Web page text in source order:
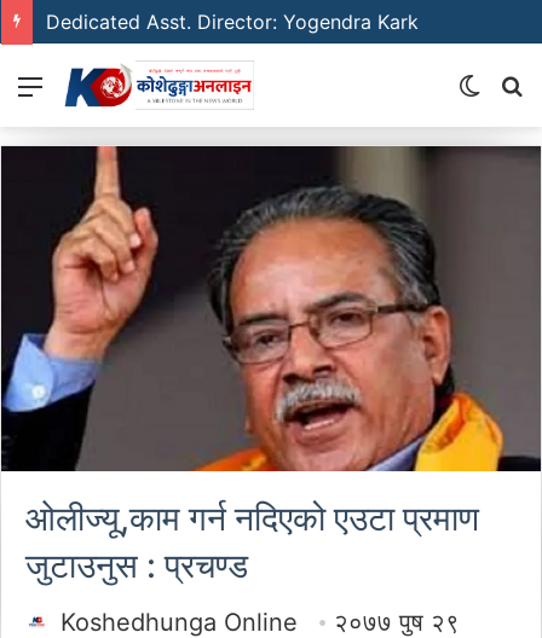
Dedicated Asst. Director: Yogendra Kark
Menu
Switch
ओलीज्यू,काम गर्न नदिएको एउटा प्रमाण
जुटाउनुस : प्रचण्ड
Koshedhunga Online २०७७ पुष २९